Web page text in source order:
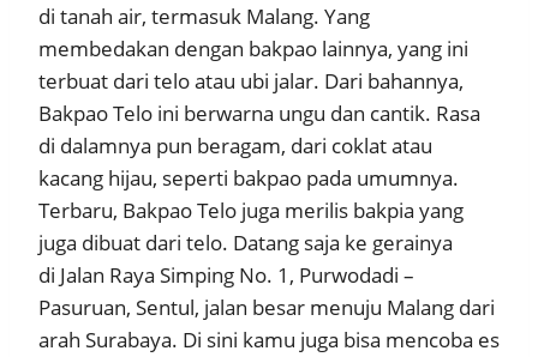
di tanah air, termasuk Malang. Yang
membedakan dengan bakpao lainnya, yang ini
terbuat dari telo atau ubi jalar. Dari bahannya,
Bakpao Telo ini berwarna ungu dan cantik. Rasa
di dalamnya pun beragam, dari coklat atau
kacang hijau, seperti bakpao pada umumnya.
Terbaru, Bakpao Telo juga merilis bakpia yang
juga dibuat dari telo. Datang saja ke gerainya
di Jalan Raya Simping No. 1, Purwodadi –
Pasuruan, Sentul, jalan besar menuju Malang dari
arah Surabaya. Di sini kamu juga bisa mencoba es